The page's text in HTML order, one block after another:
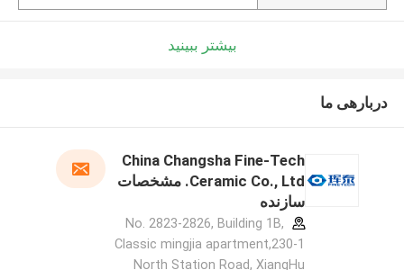
بیشتر ببینید
دربارهی ما
China Changsha Fine-Tech
Ceramic Co., Ltd. مشخصات
سازنده
No. 2823-2826, Building 1B,
Classic mingjia apartment,230-1
North Station Road, XiangHu